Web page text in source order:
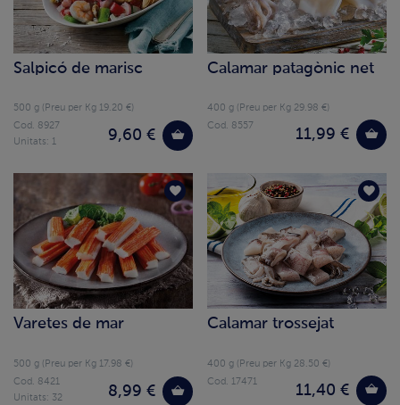
Salpicó de marisc
500 g (Preu per Kg 19.20 €)
9,60 €
Cod. 8927
Unitats: 1
Calamar patagònic net
400 g (Preu per Kg 29.98 €)
11,99 €
Cod. 8557
Varetes de mar
500 g (Preu per Kg 17.98 €)
8,99 €
Cod. 8421
Unitats: 32
Calamar trossejat
400 g (Preu per Kg 28.50 €)
11,40 €
Cod. 17471